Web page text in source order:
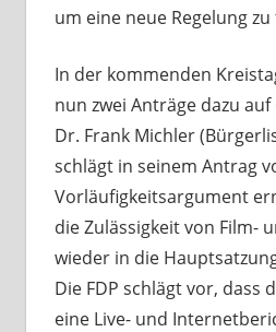
um eine neue Regelung
In der kommenden
nun zwei Anträge dazu
Dr. Frank Michler
schlägt in seinem Antrag
Vorläufigkeitsargument
die Zulässigkeit von Film-
wieder in die
Die FDP schlägt vor, dass
eine Live- und